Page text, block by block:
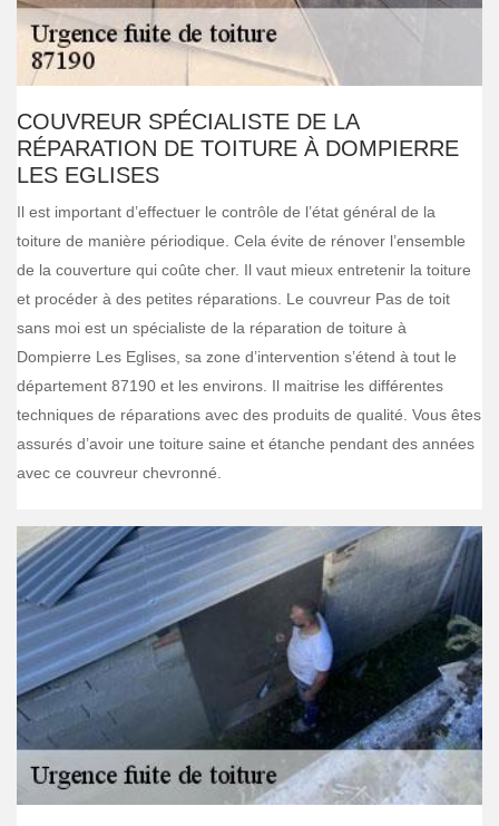
COUVREUR SPÉCIALISTE DE LA
RÉPARATION DE TOITURE À DOMPIERRE
LES EGLISES
Il est important d’effectuer le contrôle de l’état général de la
toiture de manière périodique. Cela évite de rénover l’ensemble
de la couverture qui coûte cher. Il vaut mieux entretenir la toiture
et procéder à des petites réparations. Le couvreur Pas de toit
sans moi est un spécialiste de la réparation de toiture à
Dompierre Les Eglises, sa zone d’intervention s’étend à tout le
département 87190 et les environs. Il maitrise les différentes
techniques de réparations avec des produits de qualité. Vous êtes
assurés d’avoir une toiture saine et étanche pendant des années
avec ce couvreur chevronné.